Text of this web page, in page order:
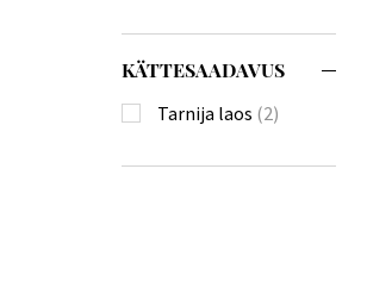
KÄTTESAADAVUS
Tarnija laos (2)